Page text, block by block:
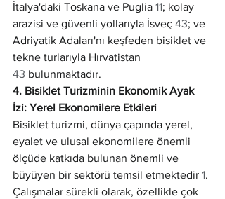
İtalya'daki Toskana ve Puglia 11; kolay
arazisi ve güvenli yollarıyla İsveç 43; ve
Adriyatik Adaları'nı keşfeden bisiklet ve
tekne turlarıyla Hırvatistan
43 bulunmaktadır.
4. Bisiklet Turizminin Ekonomik Ayak
İzi: Yerel Ekonomilere Etkileri
Bisiklet turizmi, dünya çapında yerel,
eyalet ve ulusal ekonomilere önemli
ölçüde katkıda bulunan önemli ve
büyüyen bir sektörü temsil etmektedir 1.
Çalışmalar sürekli olarak, özellikle çok